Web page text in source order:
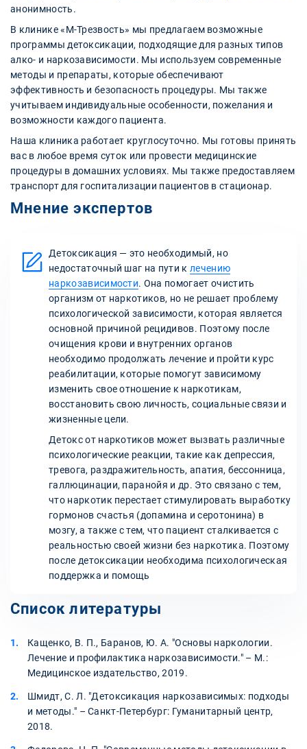
анонимность.
В клинике «М-Трезвость» мы предлагаем возможные
программы детоксикации, подходящие для разных типов
алко- и наркозависимости. Мы используем современные
методы и препараты, которые обеспечивают
эффективность и безопасность процедуры. Мы также
учитываем индивидуальные особенности, пожелания и
возможности каждого пациента.
Наша клиника работает круглосуточно. Мы готовы принять
вас в любое время суток или провести медицинские
процедуры в домашних условиях. Мы также предоставляем
транспорт для госпитализации пациентов в стационар.
Мнение экспертов
Детоксикация — это необходимый, но
недостаточный шаг на пути к лечению
наркозависимости. Она помогает очистить
организм от наркотиков, но не решает проблему
психологической зависимости, которая является
основной причиной рецидивов. Поэтому после
очищения крови и внутренних органов
необходимо продолжать лечение и пройти курс
реабилитации, которые помогут зависимому
изменить свое отношение к наркотикам,
восстановить свою личность, социальные связи и
жизненные цели.
Детокс от наркотиков может вызвать различные
психологические реакции, такие как депрессия,
тревога, раздражительность, апатия, бессонница,
галлюцинации, паранойя и др. Это связано с тем,
что наркотик перестает стимулировать выработку
гормонов счастья (допамина и серотонина) в
мозгу, а также с тем, что пациент сталкивается с
реальностью своей жизни без наркотика. Поэтому
после детоксикации необходима психологическая
поддержка и помощь
Список литературы
Кащенко, В. П., Баранов, Ю. А. "Основы наркологии.
Лечение и профилактика наркозависимости." – М.:
Медицинское издательство, 2019.
Шмидт, С. Л. "Детоксикация наркозависимых: подходы
и методы." – Санкт-Петербург: Гуманитарный центр,
2018.